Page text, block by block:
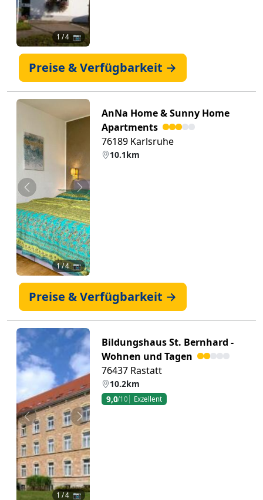
1 / 4 📷
Preise & Verfügbarkeit →
Zurück Weiter
1/ 4 📷
AnNa Home & Sunny Home
Apartments
76189 Karlsruhe
10.1km
Preise & Verfügbarkeit →
Zurück Weiter
1 / 4 📷
Bildungshaus St. Bernhard -
Wohnen und Tagen
76437 Rastatt
10.2km
9,0/10 Exzellent